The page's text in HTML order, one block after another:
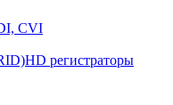
CVI
HD регистраторы